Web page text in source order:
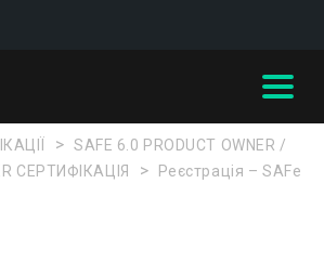
> SAFE 6.0 PRODUCT OWNER /
СЕРТИФІКАЦІЯ
>
Реєстрація – SAFe